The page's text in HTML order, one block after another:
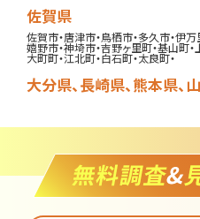
佐賀県
佐賀市・唐津市・鳥栖市・多久市・伊万
嬉野市・神埼市・吉野ヶ里町・基山町・
大町町・江北町・白石町・太良町・
大分県、長崎県、熊本県、